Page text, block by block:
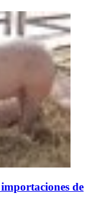
de